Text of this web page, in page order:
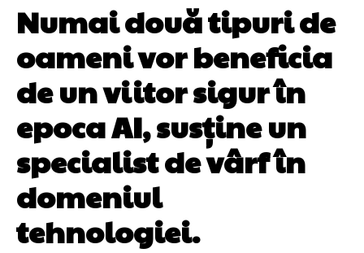
Numai două tipuri de
oameni vor beneficia
de un viitor sigur în
epoca AI, susține un
specialist de vârf în
domeniul
tehnologiei.